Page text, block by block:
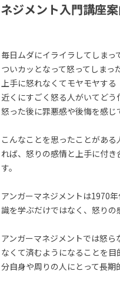
ジメント入門講座
毎日ムダにイライラしてしまっ
ついカッとなって怒ってしまっ
上手に怒れなくてモヤモヤする
近くにすごく怒る人がいてど
怒った後に罪悪感や後悔を感
こんなことを思ったことがあ
れば、怒りの感情と上手に付
す。
アンガーマネジメントは1970
識を学ぶだけではなく、怒りの
アンガーマネジメントでは怒
なくて済むようになることを
分自身や周りの人にとって長期